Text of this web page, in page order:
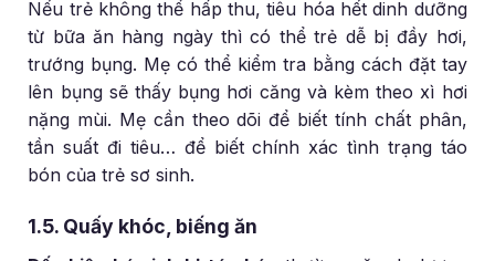
Nếu trẻ không thể hấp thu, tiêu hóa hết dinh dưỡng
từ bữa ăn hàng ngày thì có thể trẻ dễ bị đầy hơi,
trướng bụng. Mẹ có thể kiểm tra bằng cách đặt tay
lên bụng sẽ thấy bụng hơi căng và kèm theo xì hơi
nặng mùi. Mẹ cần theo dõi để biết tính chất phân,
tần suất đi tiêu… để biết chính xác tình trạng táo
bón của trẻ sơ sinh.
1.5. Quấy khóc, biếng ăn